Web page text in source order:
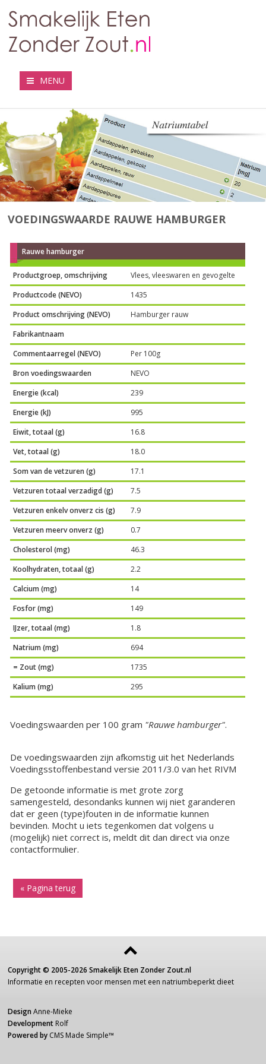
MENU
VOEDINGSWAARDE RAUWE HAMBURGER
Rauwe hamburger
Productgroep, omschrijving
Vlees, vleeswaren en gevogelte
Productcode (NEVO)
1435
Product omschrijving (NEVO)
Hamburger rauw
Fabrikantnaam
Commentaarregel (NEVO)
Per 100g
Bron voedingswaarden
NEVO
Energie (kcal)
239
Energie (kJ)
995
Eiwit, totaal (g)
16.8
Vet, totaal (g)
18.0
Som van de vetzuren (g)
17.1
Vetzuren totaal verzadigd (g)
7.5
Vetzuren enkelv onverz cis (g)
7.9
Vetzuren meerv onverz (g)
0.7
Cholesterol (mg)
46.3
Koolhydraten, totaal (g)
2.2
Calcium (mg)
14
Fosfor (mg)
149
IJzer, totaal (mg)
1.8
Natrium (mg)
694
= Zout (mg)
1735
Kalium (mg)
295
Voedingswaarden per 100 gram "Rauwe hamburger".
De voedingswaarden zijn afkomstig uit het Nederlands
Voedingsstoffenbestand versie 2011/3.0 van het RIVM
De getoonde informatie is met grote zorg
samengesteld, desondanks kunnen wij niet garanderen
dat er geen (type)fouten in de informatie kunnen
bevinden. Mocht u iets tegenkomen dat volgens u
(mogelijk) niet correct is, meldt dit dan direct via onze
contactformulier.
« Pagina terug
Copyright © 2005-2026 Smakelijk Eten Zonder Zout.nl
Informatie en recepten voor mensen met een natriumbeperkt dieet
Design Anne-Mieke
Development Rolf
Powered by CMS Made Simple™